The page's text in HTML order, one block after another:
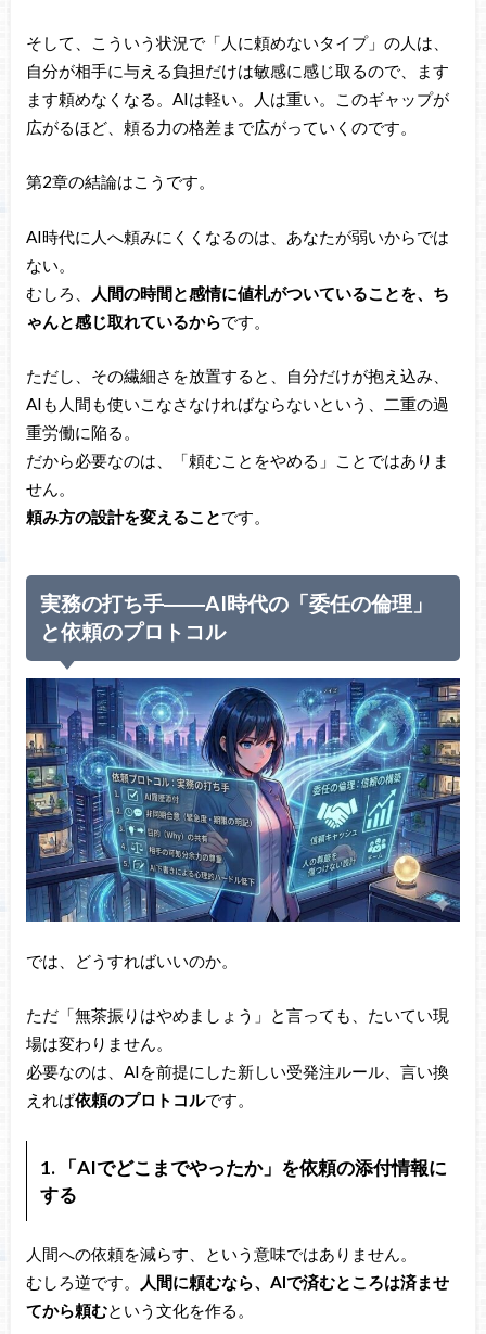
そして、こういう状況で「人に頼めないタイプ」の人は、
自分が相手に与える負担だけは敏感に感じ取るので、ます
ます頼めなくなる。AIは軽い。人は重い。このギャップが
広がるほど、頼る力の格差まで広がっていくのです。
第2章の結論はこうです。
AI時代に人へ頼みにくくなるのは、あなたが弱いからでは
ない。
むしろ、
人間の時間と感情に値札がついていることを、ち
ゃんと感じ取れているからです。
ただし、その繊細さを放置すると、自分だけが抱え込み、
AIも人間も使いこなさなければならないという、二重の過
重労働に陥る。
だから必要なのは、「頼むことをやめる」ことではありま
せん。
頼み方の設計を変えることです。
実務の打ち手――AI時代の「委任の倫理」
と依頼のプロトコル
では、どうすればいいのか。
ただ「無茶振りはやめましょう」と言っても、たいてい現
場は変わりません。
必要なのは、AIを前提にした新しい受発注ルール、言い換
えれば依頼のプロトコルです。
1. 「AIでどこまでやったか」を依頼の添付情報に
する
人間への依頼を減らす、という意味ではありません。
むしろ逆です。
人間に頼むなら、AIで済むところは済ませ
てから頼むという文化を作る。